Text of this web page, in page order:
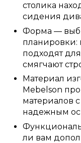
столика
сидения
Форма —
планировки:
подходят
смягчают
Материал
Mebelson
материалов
надежным
ли вам